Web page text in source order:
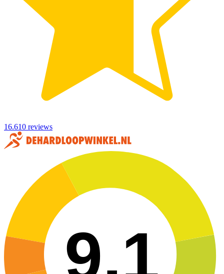
16.610 reviews
9,1